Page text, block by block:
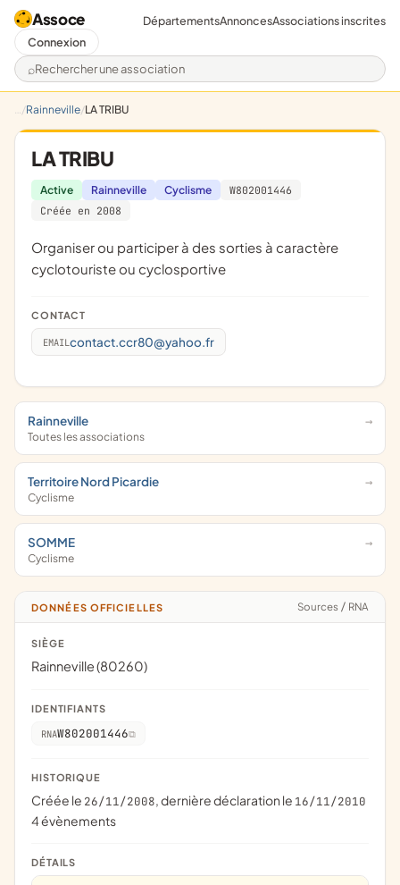
Assoce
Rechercher une association
DépartementsAnnoncesAssociations inscrites
Connexion
Rainneville LA TRIBU
LA TRIBU
Active Rainneville Cyclisme
W802001446
Créée en 2008
organiser ou participer à des sorties à caractère
cyclotouriste ou cyclosportive
CONTACT
EMAIL contact.ccr80@yahoo.fr
Rainneville
Toutes les associations
Territoire Nord Picardie
Cyclisme
SOMME
Cyclisme
DONNÉES OFFICIELLES Sources / RNA
SIÈGE
Rainneville (80260)
IDENTIFIANTS
RNAW802001446
HISTORIQUE
Créée le 26/11/2008, dernière déclaration le 16/11/2010
4 évènements
DÉTAILS